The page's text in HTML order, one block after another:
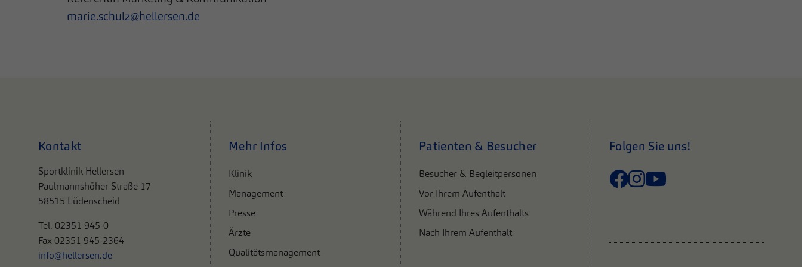
marie.schulz@hellersen.de
Kontakt
Sportklinik Hellersen
Paulmannshöher Straße 17
58515 Lüdenscheid
Tel. 02351 945-0
Fax 02351 945-2364
info@hellersen.de
Mehr Infos
Klinik
Management
Presse
Ärzte
Qualitätsmanagement
Patienten & Besucher
Besucher & Begleitpersonen
Vor Ihrem Aufenthalt
Während Ihres Aufenthalts
Nach Ihrem Aufenthalt
Folgen Sie uns!